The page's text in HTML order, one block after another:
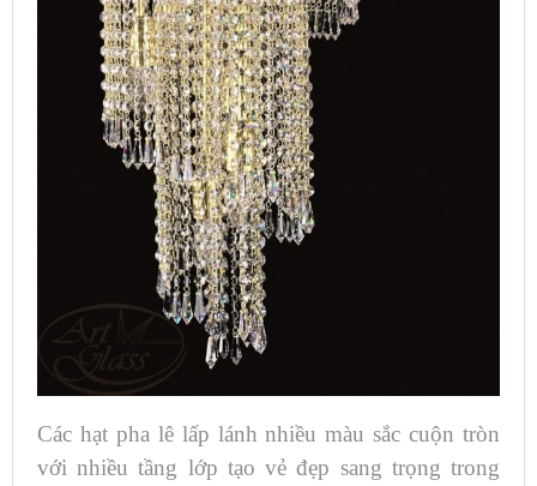
Các hạt pha lê lấp lánh nhiều màu sắc cuộn tròn
với nhiều tầng lớp tạo vẻ đẹp sang trọng trong